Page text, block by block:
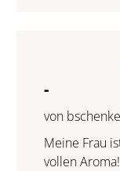
-
von
Meine Frau
vollen Aroma!